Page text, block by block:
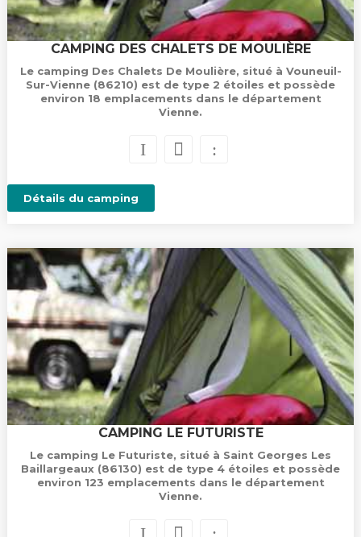
CAMPING DES CHALETS DE MOULIÈRE
Le camping Des Chalets De Moulière, situé à Vouneuil-
Sur-Vienne (86210) est de type 2 étoiles et possède
environ 18 emplacements dans le département
Vienne.
Détails du camping
CAMPING LE FUTURISTE
Le camping Le Futuriste, situé à Saint Georges Les
Baillargeaux (86130) est de type 4 étoiles et possède
environ 123 emplacements dans le département
Vienne.